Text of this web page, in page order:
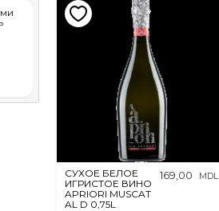
СУХОЕ БЕЛОЕ
ИГРИСТОЕ ВИНО
APRIORI MUSCAT
AL D 0,75L
169,00 MDL